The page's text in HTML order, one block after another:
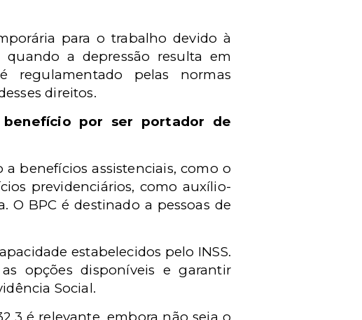
para o trabalho devido à
a depressão resulta em
regulamentado pelas normas
direitos.
por ser portador de
benefícios assistenciais, como o
previdenciários, como auxílio-
O BPC é destinado a pessoas de
estabelecidos pelo INSS.
opções disponíveis e garantir
Social.